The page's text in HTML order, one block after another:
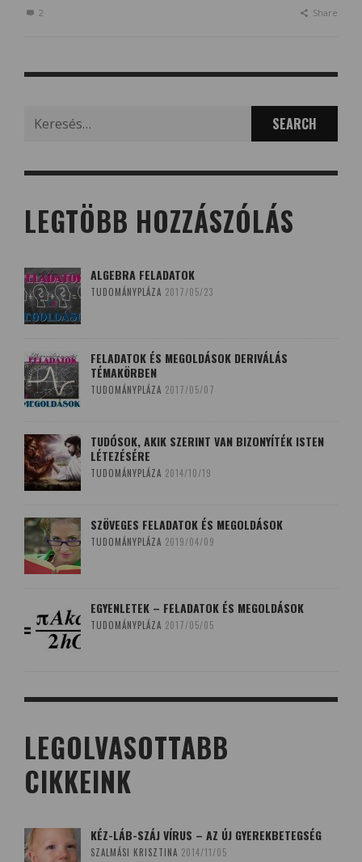
2 Share
for:
LEGTÖBB HOZZÁSZÓLÁS
ALGEBRA FELADATOK
TUDOMÁNYPLÁZA 2017/05/23
FELADATOK ÉS MEGOLDÁSOK DERIVÁLÁS
TÉMAKÖRBEN
TUDOMÁNYPLÁZA 2017/05/07
TUDÓSOK, AKIK SZERINT VAN BIZONYÍTÉK ISTEN
LÉTEZÉSÉRE
TUDOMÁNYPLÁZA 2014/10/19
SZÖVEGES FELADATOK ÉS MEGOLDÁSOK
TUDOMÁNYPLÁZA 2019/04/09
EGYENLETEK – FELADATOK ÉS MEGOLDÁSOK
TUDOMÁNYPLÁZA 2017/05/05
LEGOLVASOTTABB
CIKKEINK
KÉZ-LÁB-SZÁJ VÍRUS – AZ ÚJ GYEREKBETEGSÉG
SZALMÁSI KRISZTINA 2014/11/05